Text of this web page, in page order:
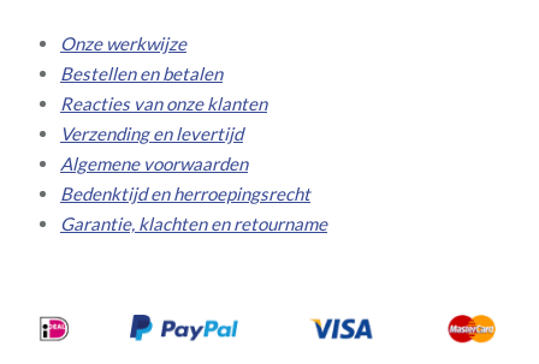
Onze werkwijze
Bestellen en betalen
Reacties van onze klanten
Verzending en levertijd
Algemene voorwaarden
Bedenktijd en herroepingsrecht
Garantie, klachten en retourname